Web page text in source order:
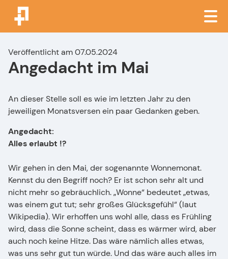
Veröffentlicht am 07.05.2024
Angedacht im Mai
An dieser Stelle soll es wie im letzten Jahr zu den
jeweiligen Monatsversen ein paar Gedanken geben.
Angedacht:
Alles erlaubt !?
Wir gehen in den Mai, der sogenannte Wonnemonat.
Kennst du den Begriff noch? Er ist schon sehr alt und
nicht mehr so gebräuchlich. „Wonne“ bedeutet „etwas,
was einem gut tut; sehr großes Glücksgefühl“ (laut
Wikipedia). Wir erhoffen uns wohl alle, dass es Frühling
wird, dass die Sonne scheint, dass es wärmer wird, aber
auch noch keine Hitze. Das wäre nämlich alles etwas,
was uns sehr gut tun würde. Und das wäre auch alles im